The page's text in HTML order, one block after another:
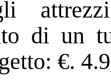
di un
€.